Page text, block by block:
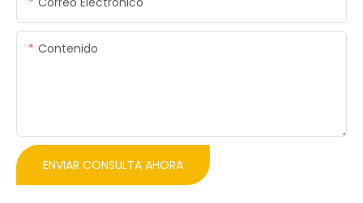
Contenido
ENVIAR CONSULTA AHORA